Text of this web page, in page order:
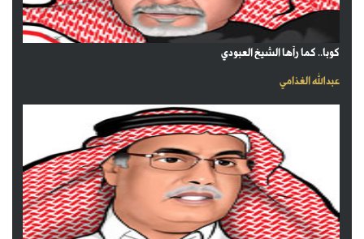
كوبا.. كما رآها الشيخ العبودي
عبدالله الغذامي